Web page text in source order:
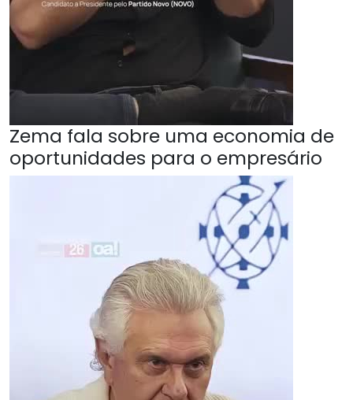
Zema fala sobre uma economia de
oportunidades para o empresário